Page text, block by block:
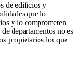
de edificios y
que lo
y lo comprometen
departamentos no es
propietarios los que